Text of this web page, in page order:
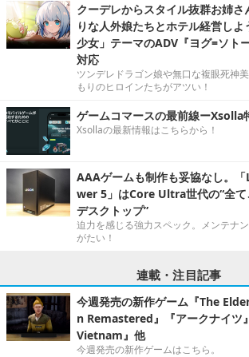
クーデレからスタイル抜群お姉
りな人外娘たちとホテル経営し
少女」テーマのADV『ヨグ=ソト
対応
ツンデレドラゴン娘や無口な複眼死神
もりのヒロインたちがアツい！
ゲームコマースの最前線ーXsolla
Xsollaの最新情報はこちらから！
AAAゲームも制作も妥協なし。
wer 5」はCore Ultra世代の“全て
デスクトップ”
迫力を感じる強力スペック。メンテナ
がたい！
連載・注目記事
今週発売の新作ゲーム『The
n Remastered』『アークナイ
Vietnam』他
今週発売の新作ゲームはこちら。